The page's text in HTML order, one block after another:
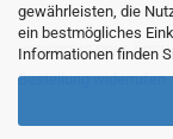
gewährleisten, die
ein bestmögliches
Informationen finden
WIDERRUF
Bestellung widerrufen